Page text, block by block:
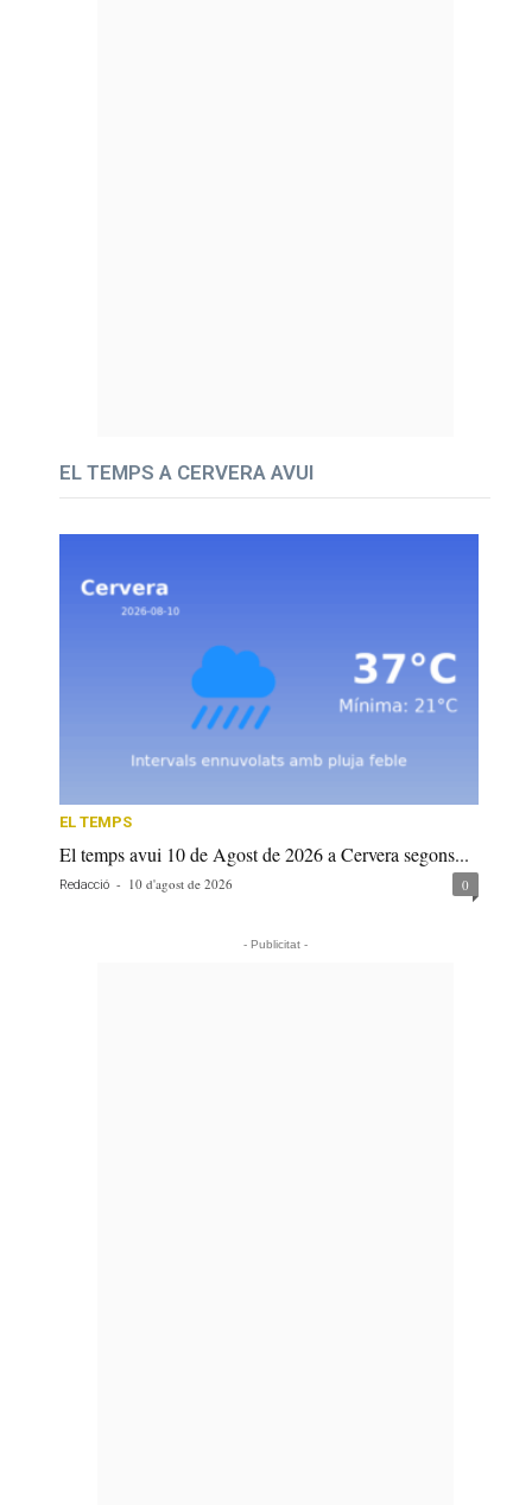
EL TEMPS A CERVERA AVUI
EL TEMPS
El temps avui 10 de Agost de 2026 a Cervera segons...
Redacció - 10 d'agost de 2026 0
- Publicitat -